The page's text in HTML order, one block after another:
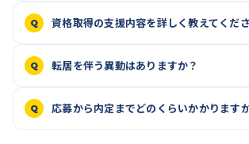
資格取得の支援内容を詳しく教えてくだ
転居を伴う異動はありますか？
応募から内定までどのくらいかかります